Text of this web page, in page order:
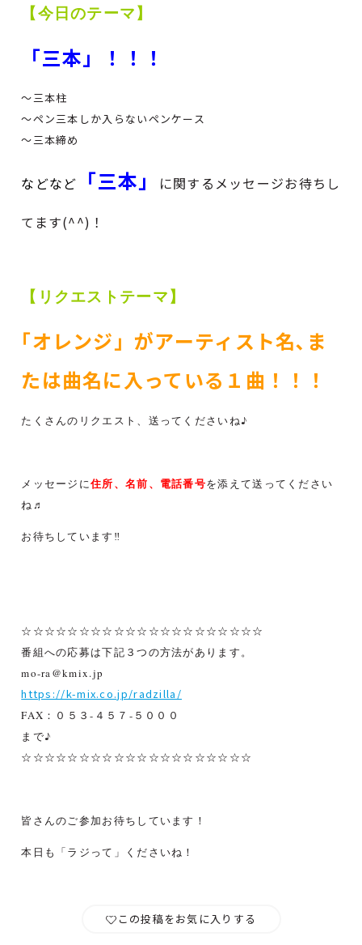
【今日のテーマ】
「三本」！！！
～三本柱
～ペン三本しか入らないペンケース
～三本締め
などなど 「三本」
に関するメッセージお待ちし
てます(^^)！
【リクエストテーマ】
｢オレンジ」がアーティスト名､ま
たは曲名に入っている１曲！！！
たくさんのリクエスト、送ってくださいね♪
メッセージに住所、名前、電話番号を添えて送ってください
ね♬
お待ちしています‼
☆☆☆☆☆☆☆☆☆☆☆☆☆☆☆☆☆☆☆☆☆
番組への応募は下記３つの方法があります。
mo-ra@kmix.jp
https://k-mix.co.jp/radzilla/
FAX：０５３-４５７-５０００
まで♪
☆☆☆☆☆☆☆☆☆☆☆☆☆☆☆☆☆☆☆☆
皆さんのご参加お待ちしています！
本日も「ラジって」くださいね！
この投稿をお気に入りする